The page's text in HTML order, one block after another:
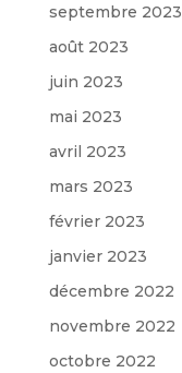
septembre 2023
août 2023
juin 2023
mai 2023
avril 2023
mars 2023
février 2023
janvier 2023
décembre 2022
novembre 2022
octobre 2022